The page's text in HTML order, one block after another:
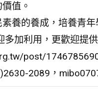
值。
養的養成，培養青
加利用，更歡迎提
post/
2089，